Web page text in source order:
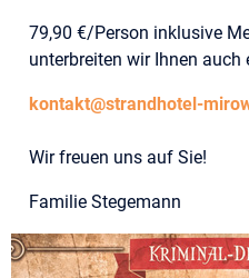
79,90 €/Person inklusive
unterbreiten wir Ihnen
kontakt@strandhotel-
Wir freuen uns auf Sie!
Familie Stegemann